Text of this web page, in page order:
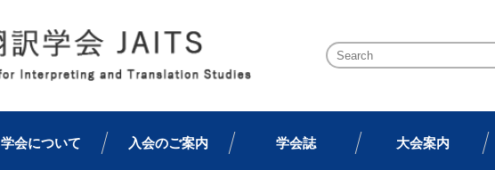
学会について 入会のご案内 学会誌 大会案内